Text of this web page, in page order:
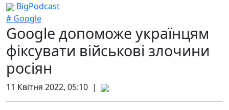
BigPodcast
# Google
Google допоможе українцям
фіксувати військові злочини
росіян
11 Квітня 2022, 05:10 |